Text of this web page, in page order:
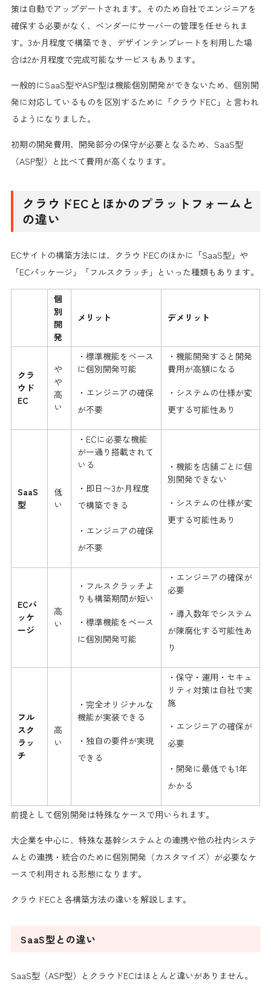
策は自動でアップデートされます。そのため自社でエンジニアを
確保する必要がなく、ベンダーにサーバーの管理を任せられま
す。3か月程度で構築でき、デザインテンプレートを利用した場
合は2か月程度で完成可能なサービスもあります。
一般的にSaaS型やASP型は機能個別開発ができないため、個別開
発に対応しているものを区別するために「クラウドEC」と言われ
るようになりました。
初期の開発費用、開発部分の保守が必要となるため、SaaS型
（ASP型）と比べて費用が高くなります。
クラウドECとほかのプラットフォームと
の違い
ECサイトの構築方法には、クラウドECのほかに「SaaS型」や
「ECパッケージ」「フルスクラッチ」といった種類もあります。
個
別
開
発
メリット デメリット
クラ
ウド
EC
や
や
高
い
・標準機能をベース
に個別開発可能
・エンジニアの確保
が不要
・機能開発すると開発
費用が高額になる
・システムの仕様が変
更する可能性あり
SaaS
型
低
い
・ECに必要な機能
が一通り搭載されて
いる
・即日〜3か月程度
で構築できる
・エンジニアの確保
が不要
・機能を店舗ごとに個
別開発できない
・システムの仕様が変
更する可能性あり
ECパ
ッケ
ージ
高
い
・フルスクラッチよ
りも構築期間が短い
・標準機能をベース
に個別開発可能
・エンジニアの確保が
必要
・導入数年でシステム
が陳腐化する可能性あ
り
フル
スク
ラッ
チ
高
い
・完全オリジナルな
機能が実装できる
・独自の要件が実現
できる
・保守・運用・セキュ
リティ対策は自社で実
施
・エンジニアの確保が
必要
・開発に最低でも1年
かかる
前提として個別開発は特殊なケースで用いられます。
大企業を中心に、特殊な基幹システムとの連携や他の社内システ
ムとの連携・統合のために個別開発（カスタマイズ）が必要なケ
ースで利用される形態になります。
クラウドECと各構築方法の違いを解説します。
SaaS型との違い
SaaS型（ASP型）とクラウドECはほとんど違いがありません。